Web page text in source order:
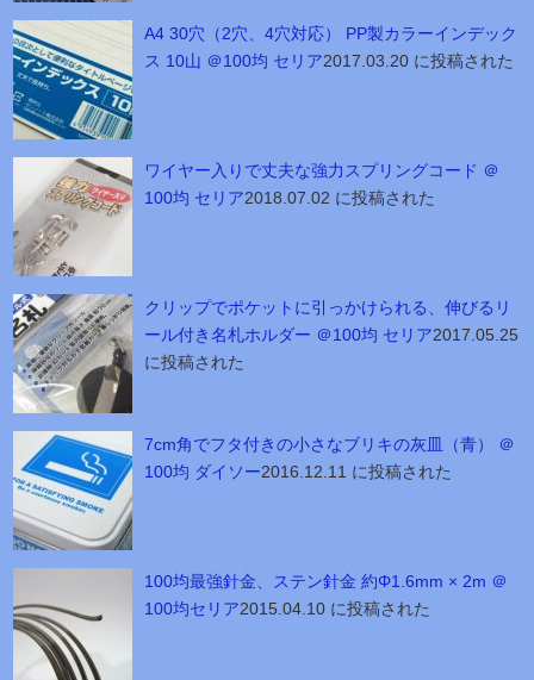
A4 30穴（2穴、4穴対応） PP製カラーインデック
ス 10山 ＠100均 セリア2017.03.20 に投稿された
ワイヤー入りで丈夫な強力スプリングコード ＠
100均 セリア2018.07.02 に投稿された
クリップでポケットに引っかけられる、伸びるリ
ール付き名札ホルダー ＠100均 セリア2017.05.25
に投稿された
7cm角でフタ付きの小さなブリキの灰皿（青） ＠
100均 ダイソー2016.12.11 に投稿された
100均最強針金、ステン針金 約Φ1.6mm × 2m ＠
100均セリア2015.04.10 に投稿された